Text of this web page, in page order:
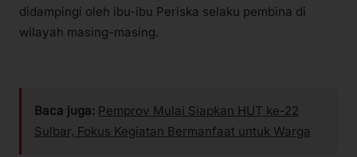
didampingi oleh ibu-ibu Periska selaku pembina di
wilayah masing-masing.
Baca juga: Pemprov Mulai Siapkan HUT ke-22
Sulbar, Fokus Kegiatan Bermanfaat untuk Warga